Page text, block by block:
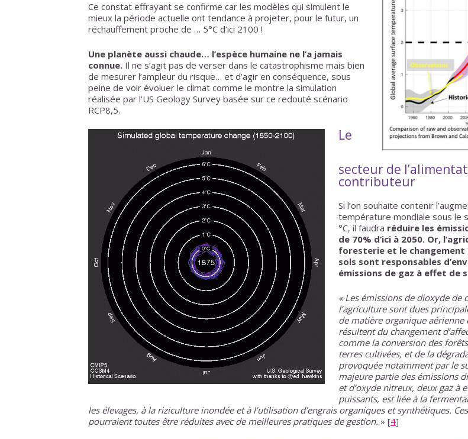
Ce constat effrayant se confirme car les modèles qui simulent le
mieux la période actuelle ont tendance à projeter, pour le futur, un
réchauffement proche de … 5°C d’ici 2100 !
Une planète aussi chaude… l’espèce humaine ne l’a jamais
connue. Il ne s’agit pas de verser dans le catastrophisme mais bien
de mesurer l’ampleur du risque… et d’agir en conséquence, sous
peine de voir évoluer le climat comme le montre la simulation
réalisée par l’US Geology Survey basée sur ce redouté scénario
RCP8,5.
Le
secteur de
contributeur
Si l’on souhaite contenir
température mondiale sous le
°C, il faudra réduire les
de 70% d’ici à 2050. Or,
foresterie et le changement
sols sont responsables
émissions de gaz à effet de
« Les émissions de dioxyde de
l’agriculture sont dues
de matière organique
résultent du changement
comme la conversion des
terres cultivées, et de la
provoquée notamment par le
majeure partie des émissions
et d’oxyde nitreux, deux gaz à
puissants, est liée à la
les élevages, à la riziculture inondée et à l’utilisation d’engrais organiques et synthétiques.
pourraient toutes être réduites avec de meilleures pratiques de gestion. » [4]